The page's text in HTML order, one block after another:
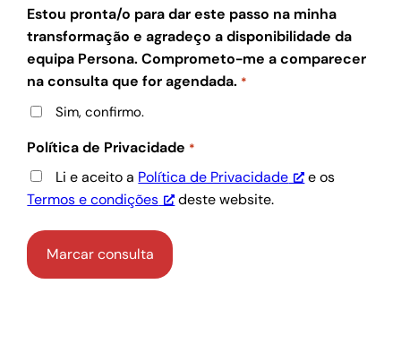
Estou pronta/o para dar este passo na minha
transformação e agradeço a disponibilidade da
equipa Persona. Comprometo-me a comparecer
na consulta que for agendada. *
Sim, confirmo.
Política de Privacidade *
Li e aceito a Política de Privacidade
e os
Termos e condições
deste website.